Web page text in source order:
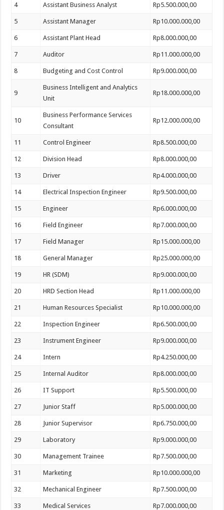
4 Assistant Business Analyst Rp5.500.000,00
5 Assistant Manager Rp10.000.000,00
6 Assistant Plant Head Rp8.000.000,00
7 Auditor Rp11.000.000,00
8 Budgeting and Cost Control Rp9.000.000,00
9
Business Intelligent and Analytics
Unit
Rp18.000.000,00
10
Business Performance Services
Consultant
Rp12.000.000,00
11 Control Engineer Rp8.500.000,00
12 Division Head Rp8.000.000,00
13 Driver Rp4.000.000,00
14 Electrical Inspection Engineer Rp9.500.000,00
15 Engineer Rp6.000.000,00
16 Field Engineer Rp7.000.000,00
17 Field Manager Rp15.000.000,00
18 General Manager Rp25.000.000,00
19 HR (SDM) Rp9.000.000,00
20 HRD Section Head Rp11.000.000,00
21 Human Resources Specialist Rp10.000.000,00
22 Inspection Engineer Rp6.500.000,00
23 Instrument Engineer Rp9.000.000,00
24 Intern Rp4.250.000,00
25 Internal Auditor Rp8.000.000,00
26 IT Support Rp5.500.000,00
27 Junior Staff Rp5.000.000,00
28 Junior Supervisor Rp6.750.000,00
29 Laboratory Rp9.000.000,00
30 Management Trainee Rp7.500.000,00
31 Marketing Rp10.000.000,00
32 Mechanical Engineer Rp7.500.000,00
33 Medical Services Rp7.000.000,00